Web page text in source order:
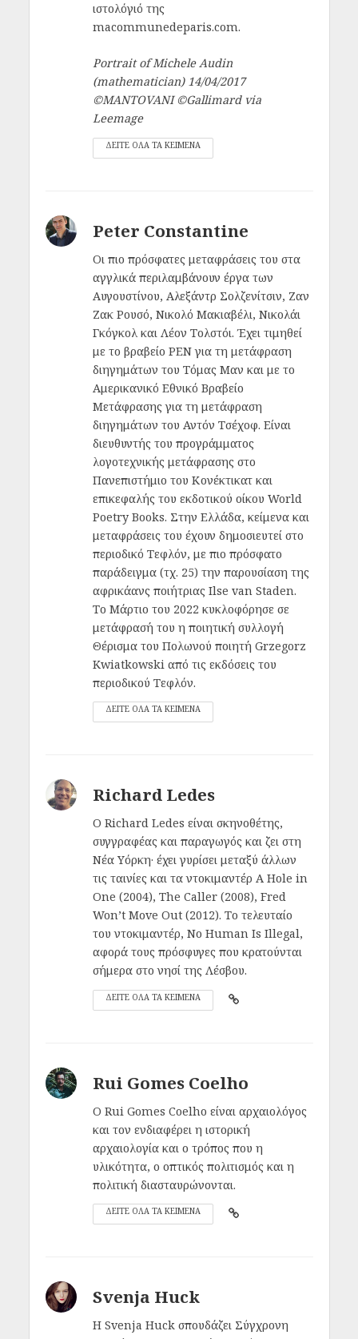
ιστολόγιό της
macommunedeparis.com.
Portrait of Michele Audin
(mathematician) 14/04/2017
©MANTOVANI ©Gallimard via
Leemage
ΔΕΙΤΕ ΟΛΑ ΤΑ ΚΕΙΜΕΝΑ
Peter Constantine
Οι πιο πρόσφατες μεταφράσεις του στα
αγγλικά περιλαμβάνουν έργα των
Αυγουστίνου, Αλεξάντρ Σολζενίτσιν, Ζαν
Ζακ Ρουσό, Νικολό Μακιαβέλι, Νικολάι
Γκόγκολ και Λέον Τολστόι. Έχει τιμηθεί
με το βραβείο PΕΝ για τη μετάφραση
διηγημάτων του Τόμας Μαν και με το
Αμερικανικό Εθνικό Βραβείο
Μετάφρασης για τη μετάφραση
διηγημάτων του Αντόν Τσέχοφ. Είναι
διευθυντής του προγράμματος
λογοτεχνικής μετάφρασης στο
Πανεπιστήμιο του Κονέκτικατ και
επικεφαλής του εκδοτικού οίκου World
Poetry Books. Στην Ελλάδα, κείμενα και
μεταφράσεις του έχουν δημοσιευτεί στο
περιοδικό Τεφλόν, με πιο πρόσφατο
παράδειγμα (τχ. 25) την παρουσίαση της
αφρικάανς ποιήτριας Ilse van Staden.
Το Μάρτιο του 2022 κυκλοφόρησε σε
μετάφρασή του η ποιητική συλλογή
Θέρισμα του Πολωνού ποιητή Grzegorz
Kwiatkowski από τις εκδόσεις του
περιοδικού Τεφλόν.
ΔΕΙΤΕ ΟΛΑ ΤΑ ΚΕΙΜΕΝΑ
Richard Ledes
Ο Richard Ledes είναι σκηνοθέτης,
συγγραφέας και παραγωγός και ζει στη
Νέα Υόρκη· έχει γυρίσει μεταξύ άλλων
τις ταινίες και τα ντοκιμαντέρ A Hole in
One (2004), The Caller (2008), Fred
Won’t Move Out (2012). Το τελευταίο
του ντοκιμαντέρ, No Human Is Illegal,
αφορά τους πρόσφυγες που κρατούνται
σήμερα στο νησί της Λέσβου.
ΔΕΙΤΕ ΟΛΑ ΤΑ ΚΕΙΜΕΝΑ
Rui Gomes Coelho
Ο Rui Gomes Coelho είναι αρχαιολόγος
και τον ενδιαφέρει η ιστορική
αρχαιολογία και ο τρόπος που η
υλικότητα, ο οπτικός πολιτισμός και η
πολιτική διασταυρώνονται.
ΔΕΙΤΕ ΟΛΑ ΤΑ ΚΕΙΜΕΝΑ
Svenja Huck
Η Svenja Huck σπουδάζει Σύγχρονη